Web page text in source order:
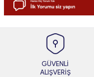
GÜVENLİ
ALIŞVERİŞ